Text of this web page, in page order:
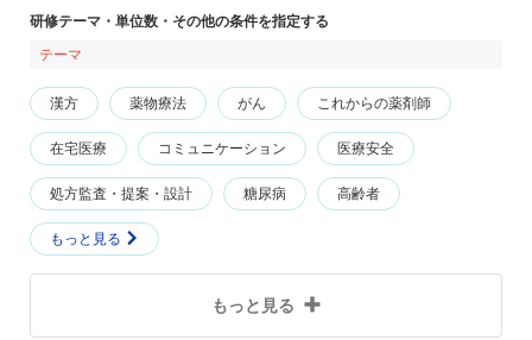
研修テーマ・単位数・その他の条件を指定する
テーマ
漢方 薬物療法 がん これからの薬剤師
在宅医療 コミュニケーション 医療安全
処方監査・提案・設計 糖尿病 高齢者
もっと見る
もっと見る